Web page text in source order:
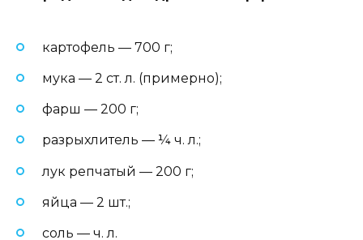
картофель — 700 г;
мука — 2 ст. л. (примерно);
фарш — 200 г;
разрыхлитель — ¼ ч. л.;
лук репчатый — 200 г;
яйца — 2 шт.;
соль — ч. л.